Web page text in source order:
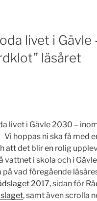
livet i Gävle
läsåret
livet i Gävle 2030 –
hoppas ni ska få med
att det blir en rolig
vattnet i skola och i
vad föregående
2017, sidan för
, samt även scrolla